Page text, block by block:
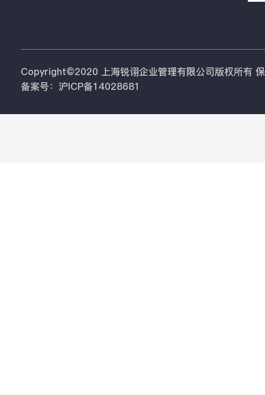
Copyright©2020 上海锐诩企业管理有限公司版权所有
备案号：沪ICP备14028681